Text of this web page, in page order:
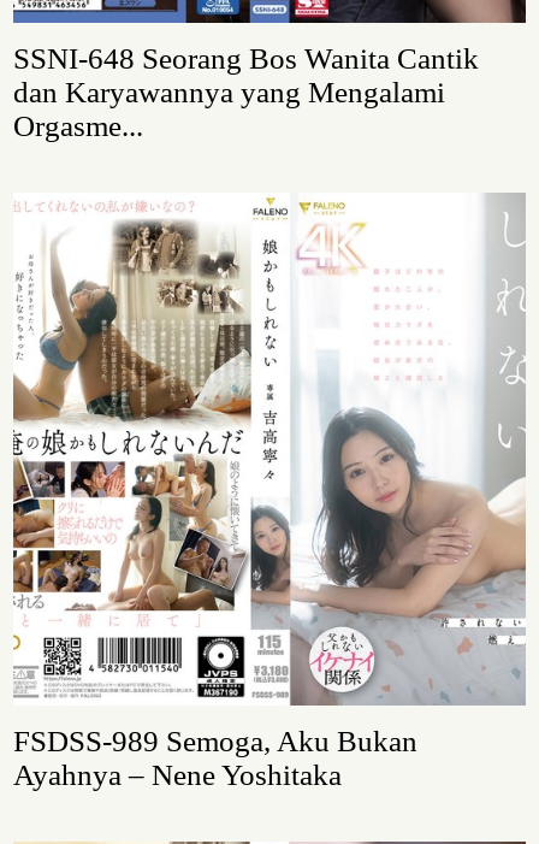
SSNI-648 Seorang Bos Wanita Cantik
dan Karyawannya yang Mengalami
Orgasme...
FSDSS-989 Semoga, Aku Bukan
Ayahnya – Nene Yoshitaka